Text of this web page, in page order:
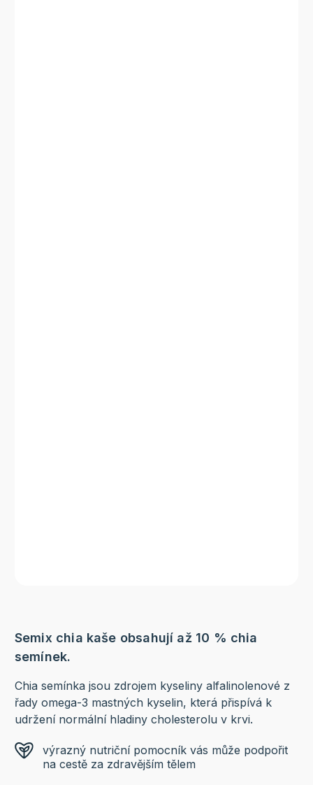
Semix chia kaše obsahují až 10 % chia
semínek.
Chia semínka jsou zdrojem kyseliny alfalinolenové z
řady omega-3 mastných kyselin, která přispívá k
udržení normální hladiny cholesterolu v krvi.
výrazný nutriční pomocník vás může podpořit
na cestě za zdravějším tělem